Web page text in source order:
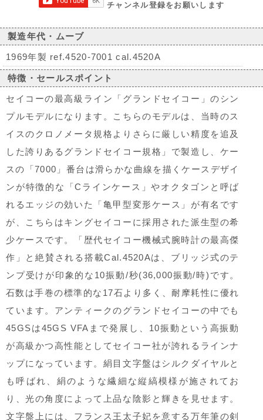
チャンネル登録をお願いします
製造年代・ムーブ
1969年製 ref.4520-7001 cal.4520A
特徴・セールスポイント
セイコーの最高級ライン「グランドセイコー」のシン
プルモデルになります。こちらのモデルは、当時のス
イスのクロノメータ規格よりさらに厳しい精度を追及
した誇りあるグランドセイコー規格」で製造し、ケー
スの「7000」番台は滑らかな曲線を描くケースデザイ
ンが特徴的な「Cラインケース」やオクタゴンと呼ば
れるエッジの効いた「亀甲型変形ケース」が有名です
が、こちらはキングセイコーに採用された派生型の希
少ケースです。「歴代セイコー機械式腕時計の最高傑
作」と絶賛される搭載Cal.4520Aは、ブリッジ式のテ
ンプ受けが印象的な10振動/秒(36,000振動/時)です。
石数は手巻の標準的な17石より多く、耐摩耗性に優れ
ています。アンティークのグランドセイコーの中でも
45GSは45GS VFAまで発展し、10振動という高振動
が高級かつ高性能としてセイコー社が誇れるラインナ
ップになっています。絹目文字盤はシルクダイヤルと
も呼ばれ、絹のような繊細な縦縞模様が施されてお
り、光の角度によって上品な陰影と輝きを見せます。
文字盤上には、フランス王太子妃を意する万年筆の剣